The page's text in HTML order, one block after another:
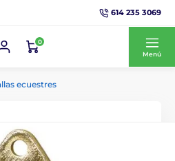
614 235 3069
0
Menú
ecuestres